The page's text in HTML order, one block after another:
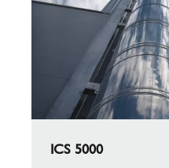
ICS 5000